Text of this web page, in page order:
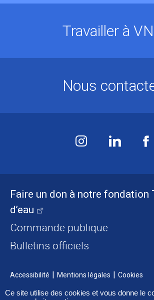
Faire un don à notre fondation
d’eau
Commande publique
Bulletins officiels
Accessibilité Mentions légales Cookies
Travailler à
Nous
Ce site utilise des cookies et vous donne le